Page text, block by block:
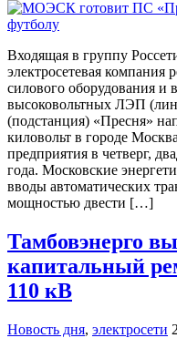
Входящая в группу
электросетевая компания
силового оборудования и
высоковольтных ЛЭП
(подстанция) «Пресня»
киловольт в городе
предприятия в четверг,
года. Московские
вводы автоматических
мощностью двести […]
Тамбовэнерго
капитальный
110 кВ
Новость дня, электросети